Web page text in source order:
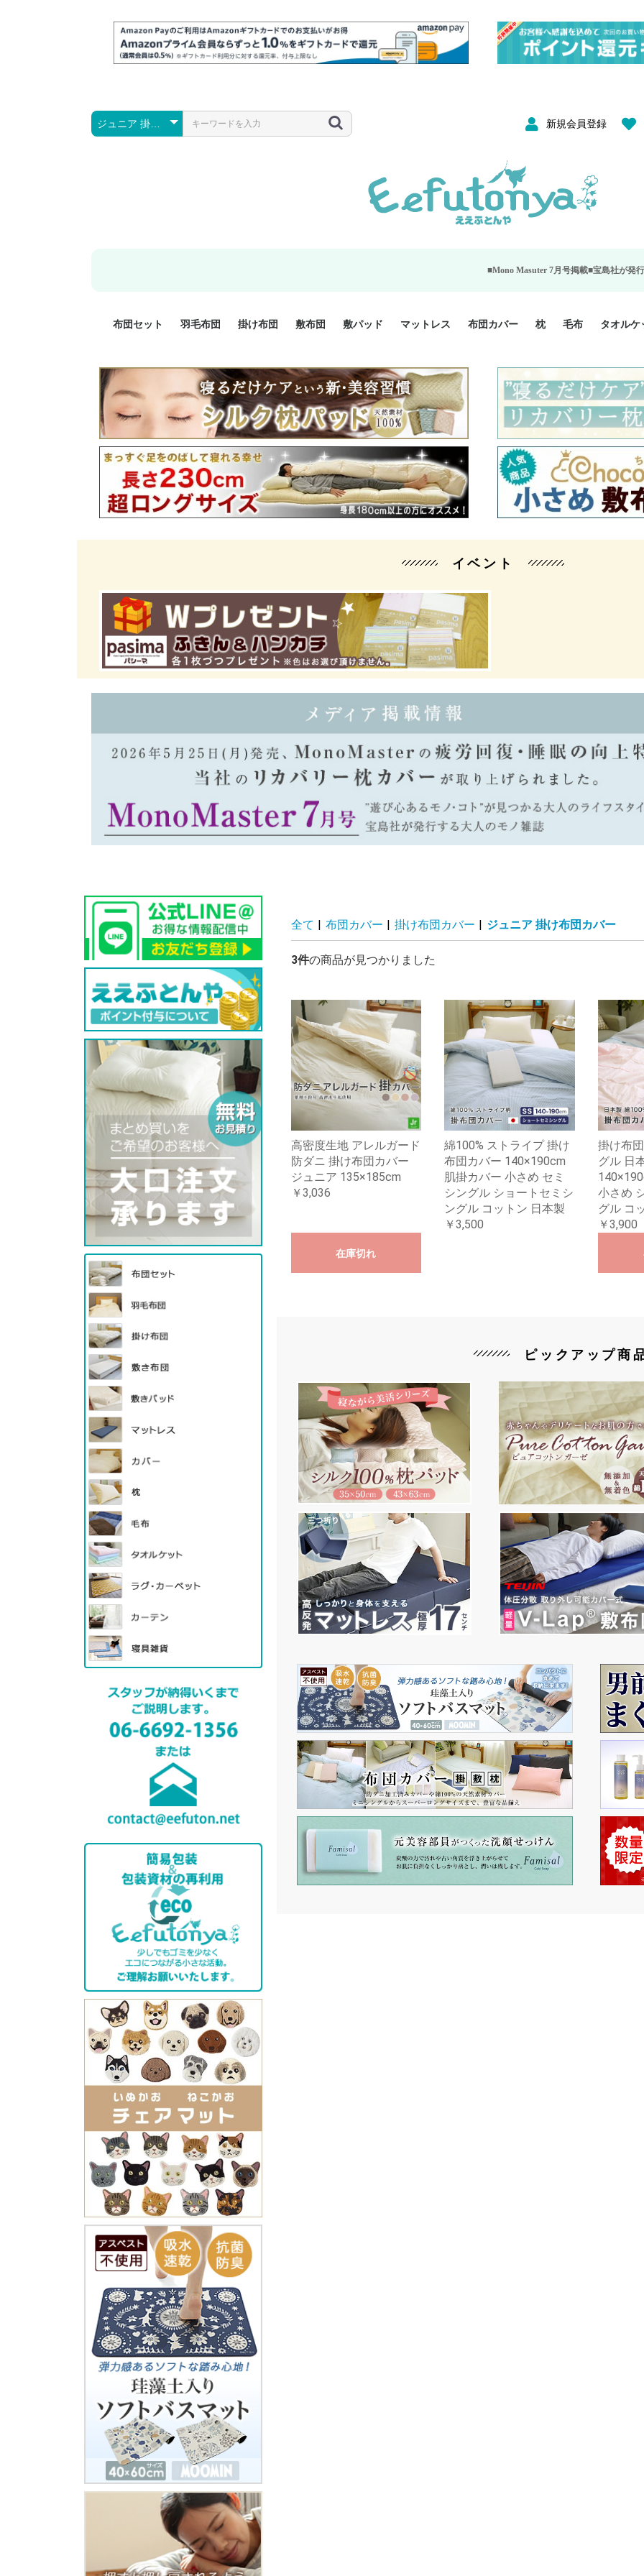
新規会員登録
■Mono Masuter 7月号掲載■宝島社が発行する大人のモノ
布団セット
羽毛布団セット 2点セット
3点セット
4点セット
5点セット
6点セット
エクセルゴールド
ロイヤルゴールド
マザーダックダウン
小さい布団セット
大きい布団セット
掛け布団セット 2点セット
3点セット
4点セット
6点セット
敷布団セット 2点セット
3点セット
羽毛布団
プレミアムゴールド
ロイヤルゴールド
エクセルゴールド
ニューゴールド
マザーダックダウン
マザーグースダウン
スーパーロングサイズ
洗える羽毛布団
肌掛け布団
掛け布団
防ダニ掛け布団
洗える掛け布団
小さい掛け布団
大きい掛け布団
肌掛け布団
敷布団
防ダニ敷布団
小さい敷布団 70cm幅 ミニシングル
75cm幅 ショートセミシ
ングル
80cm幅 セミシングル
大きい敷布団
機能性敷布団
敷パッド
シングルサイズ敷パッド
小さい敷パッド
大きい敷パッド
シルク敷パッド
枕パッド
シルク枕パッド
除湿シート
接触冷感パッド
暖かパッド
ガーゼケット
オーガニックコットン
ベッドパッド
パッドセット
マットレス 布団カバー
掛け布団カバー ジュ
シン
シン
カバー
セミ
ー
ダブ
ダブ
バー
クィ
暖か
敷布団カバー ジュ
セミ
ー
シン
シン
バー
ダブ
枕カバー シル
BOXシーツ シン
シン
ツ
セミ
ダブ
スー
ツ
防ダニカバー
クッションカバー
オーガニックコットン
カバーセット カバ
カバ
枕
小さめ 35×50cm
やや小さめ 35×55cm
普通 43×63cm
大きめ 50×70cm
パイプ枕
高反発枕
低反発枕
機能性枕・その他枕
毛布 タオルケ
ハーフ
シング
セミダ
ダブル
接触冷感
天然素
イベント
全て | 布団カバー | 掛け布団カバー | ジュニア 掛け布団カバー
3件の商品が見つかりました
高密度生地 アレルガード
防ダニ 掛け布団カバー
ジュニア 135×185cm
￥3,036
在庫切れ
綿100% ストライプ 掛け
布団カバー 140×190cm
肌掛カバー 小さめ セミ
シングル ショートセミシ
ングル コットン 日本製
￥3,500
掛け布
グル 日
小さめ
グル コ
￥3,900
ピックアップ商